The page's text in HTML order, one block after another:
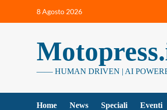
8 Agosto 2026
—— HUMAN DRIVEN | AI
Home News Speciali Eventi